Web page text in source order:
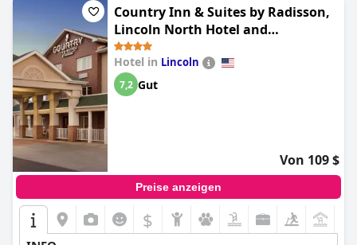
Country Inn & Suites by Radisson,
Lincoln North Hotel and
Conference Center, NE
Hotel in Lincoln
7,2 Gut
Von 109 $
Preise anzeigen
$